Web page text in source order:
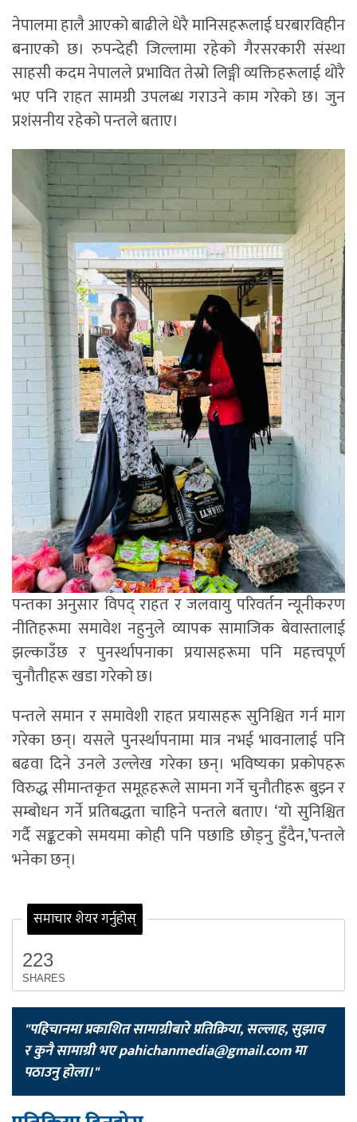
नेपालमा हालै आएको बाढीले धेरै मानिसहरूलाई घरबारविहीन
बनाएको छ। रुपन्देही जिल्लामा रहेको गैरसरकारी संस्था
साहसी कदम नेपालले प्रभावित तेस्रो लिङ्गी व्यक्तिहरूलाई थोरै
भए पनि राहत सामग्री उपलब्ध गराउने काम गरेको छ। जुन
प्रशंसनीय रहेको पन्तले बताए।
पन्तका अनुसार विपद् राहत र जलवायु परिवर्तन न्यूनीकरण
नीतिहरूमा समावेश नहुनुले व्यापक सामाजिक बेवास्तालाई
झल्काउँछ र पुनर्स्थापनाका प्रयासहरूमा पनि महत्त्वपूर्ण
चुनौतीहरू खडा गरेको छ।
पन्तले समान र समावेशी राहत प्रयासहरू सुनिश्चित गर्न माग
गरेका छन्। यसले पुनर्स्थापनामा मात्र नभई भावनालाई पनि
बढवा दिने उनले उल्लेख गरेका छन्। भविष्यका प्रकोपहरू
विरुद्ध सीमान्तकृत समूहहरूले सामना गर्ने चुनौतीहरू बुझ्न र
सम्बोधन गर्ने प्रतिबद्धता चाहिने पन्तले बताए। ‘यो सुनिश्चित
गर्दै सङ्कटको समयमा कोही पनि पछाडि छोड्नु हुँदैन,’पन्तले
भनेका छन्।
समाचार शेयर गर्नुहोस्
223
SHARES
"पहिचानमा प्रकाशित सामाग्रीबारे प्रतिक्रिया, सल्लाह, सुझाव
र कुनै सामाग्री भएpahichanmedia@gmail.comमा
पठाउनु होला।"